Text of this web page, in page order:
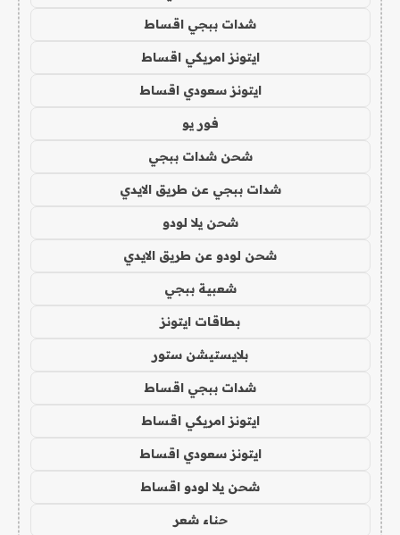
شدات ببجي اقساط
ايتونز امريكي اقساط
ايتونز سعودي اقساط
فور يو
شحن شدات ببجي
شدات ببجي عن طريق الايدي
شحن يلا لودو
شحن لودو عن طريق الايدي
شعبية ببجي
بطاقات ايتونز
بلايستيشن ستور
شدات ببجي اقساط
ايتونز امريكي اقساط
ايتونز سعودي اقساط
شحن يلا لودو اقساط
حناء شعر